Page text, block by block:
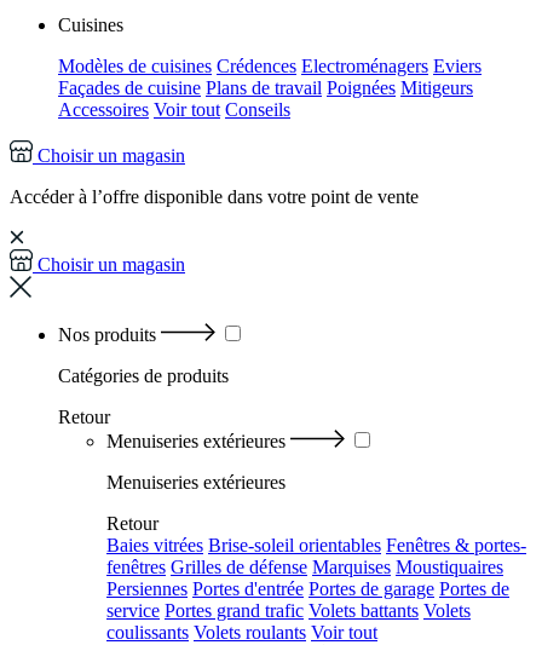
Cuisines
Modèles de cuisines Crédences Electroménagers Eviers
Façades de cuisine Plans de travail Poignées Mitigeurs
Accessoires Voir tout Conseils
Choisir un magasin
Accéder à l’offre disponible dans votre point de vente
Choisir un magasin
Nos produits
Catégories de produits
Retour
Menuiseries extérieures
Menuiseries extérieures
Retour
Baies vitrées Brise-soleil orientables Fenêtres & portes-
fenêtres Grilles de défense Marquises Moustiquaires
Persiennes Portes d'entrée Portes de garage Portes de
service Portes grand trafic Volets battants Volets
coulissants Volets roulants Voir tout